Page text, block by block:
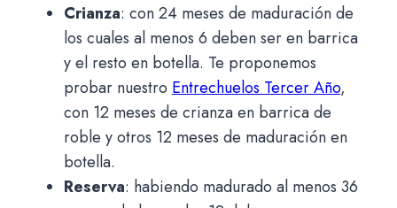
Crianza: con 24 meses de maduración de
los cuales al menos 6 deben ser en barrica
y el resto en botella. Te proponemos
probar nuestro Entrechuelos Tercer Año,
con 12 meses de crianza en barrica de
roble y otros 12 meses de maduración en
botella.
Reserva: habiendo madurado al menos 36